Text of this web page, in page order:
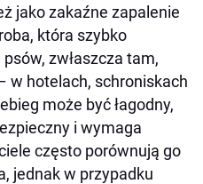
u psa
przejdzie?
z kaszlem
zaraźliwy dla
jako zakaźne zapalenie
która szybko
zwłaszcza tam,
w hotelach, schroniskach
może być łagodny,
i wymaga
często porównują go
jednak w przypadku